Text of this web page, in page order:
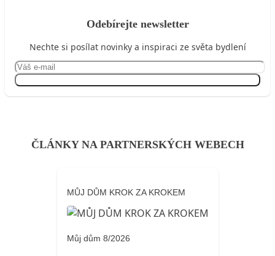
Odebírejte newsletter
Nechte si posílat novinky a inspiraci ze světa bydlení
ČLÁNKY NA PARTNERSKÝCH WEBECH
MŮJ DŮM KROK ZA KROKEM
Můj dům 8/2026